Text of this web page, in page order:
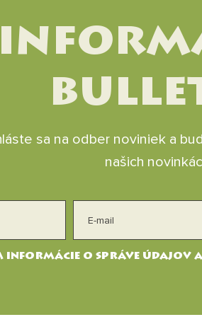
sa na odber noviniek a
našich
informácie o správe údajov